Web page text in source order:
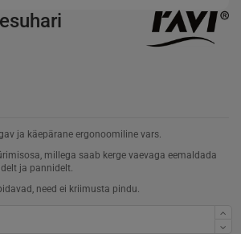
ja käepärane ergonoomiline vars.
millega saab kerge vaevaga eemaldada
ja pannidelt.
need ei kriimusta pindu.